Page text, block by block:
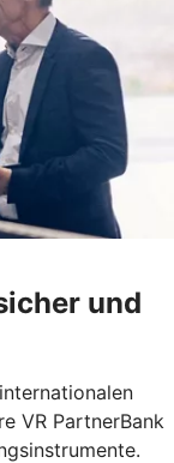
und
VR PartnerBank